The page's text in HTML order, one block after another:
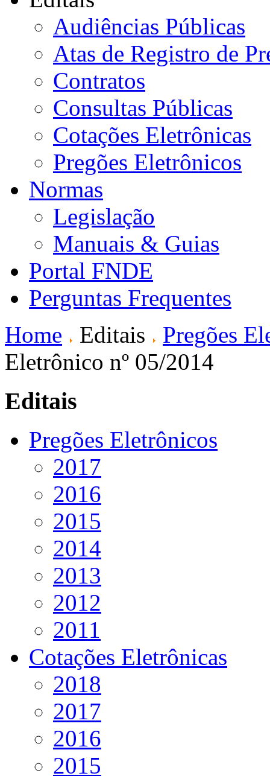
Audiências Públicas
Atas de Registro de
Contratos
Consultas Públicas
Cotações Eletrônicas
Pregões Eletrônicos
Normas
Legislação
Manuais & Guias
Portal FNDE
Perguntas Frequentes
Home
Editais
Pregões
Eletrônico nº 05/2014
Editais
Pregões Eletrônicos
2017
2016
2015
2014
2013
2012
2011
Cotações Eletrônicas
2018
2017
2016
2015